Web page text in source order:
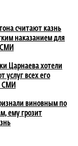
считают казнь
наказанием для
СМИ
Царнаева хотели
услуг всех его
СМИ
виновным по
ему грозит